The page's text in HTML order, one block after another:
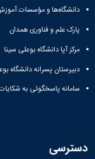
دانشگاه‌ها و مؤسسات آموزش
پارک علم و فناوری همدان
مرکز آپا دانشگاه بوعلی سینا
دبیرستان پسرانه دانشگاه
سامانه پاسخگوئی به شکایات
دسترسی